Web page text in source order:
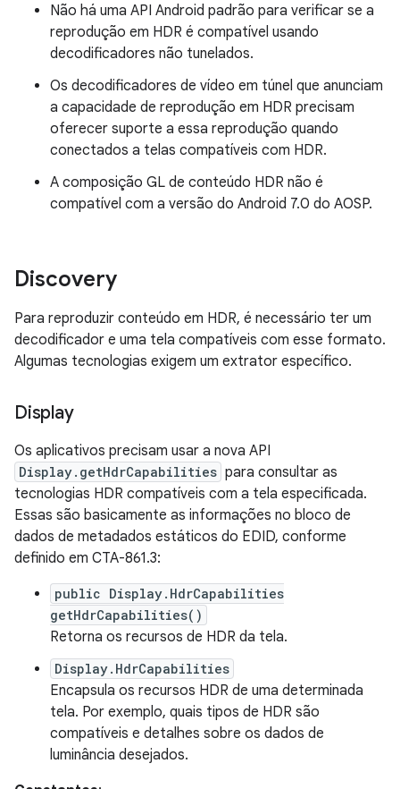
Não há uma API Android padrão para verificar se a
reprodução em HDR é compatível usando
decodificadores não tunelados.
Os decodificadores de vídeo em túnel que anunciam
a capacidade de reprodução em HDR precisam
oferecer suporte a essa reprodução quando
conectados a telas compatíveis com HDR.
A composição GL de conteúdo HDR não é
compatível com a versão do Android 7.0 do AOSP.
Discovery
Para reproduzir conteúdo em HDR, é necessário ter um
decodificador e uma tela compatíveis com esse formato.
Algumas tecnologias exigem um extrator específico.
Display
Os aplicativos precisam usar a nova API
Display.getHdrCapabilities para consultar as
tecnologias HDR compatíveis com a tela especificada.
Essas são basicamente as informações no bloco de
dados de metadados estáticos do EDID, conforme
definido em CTA-861.3:
public Display.HdrCapabilities
getHdrCapabilities()
Retorna os recursos de HDR da tela.
Display.HdrCapabilities
Encapsula os recursos HDR de uma determinada
tela. Por exemplo, quais tipos de HDR são
compatíveis e detalhes sobre os dados de
luminância desejados.